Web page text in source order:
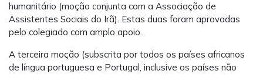
humanitário (moção conjunta com a Associação de
Assistentes Sociais do Irã). Estas duas foram aprovadas
pelo colegiado com amplo apoio.
A terceira moção (subscrita por todos os países africanos
de língua portuguesa e Portugal, inclusive os países não